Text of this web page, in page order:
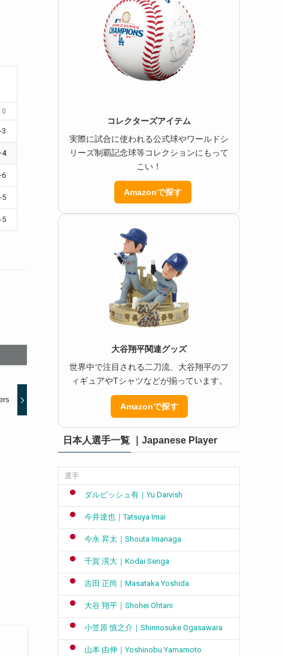
3
4
6
5
5
コレクターズアイテム
実際に試合に使われる公式球やワールドシ
リーズ制覇記念球等コレクションにもって
こい！
Amazonで探す
大谷翔平関連グッズ
世界中で注目される二刀流、大谷翔平のフ
ィギュアやTシャツなどが揃っています。
Amazonで探す
日本人選手一覧 ｜Japanese Player
選手
ダルビッシュ有｜Yu Darvish
今井達也｜Tatsuya Imai
今永 昇太｜Shouta Imanaga
千賀 滉大｜Kodai Senga
吉田 正尚｜Masataka Yoshida
大谷 翔平｜Shohei Ohtani
小笠原 慎之介｜Shinnosuke Ogasawara
山本 由伸｜Yoshinobu Yamamoto